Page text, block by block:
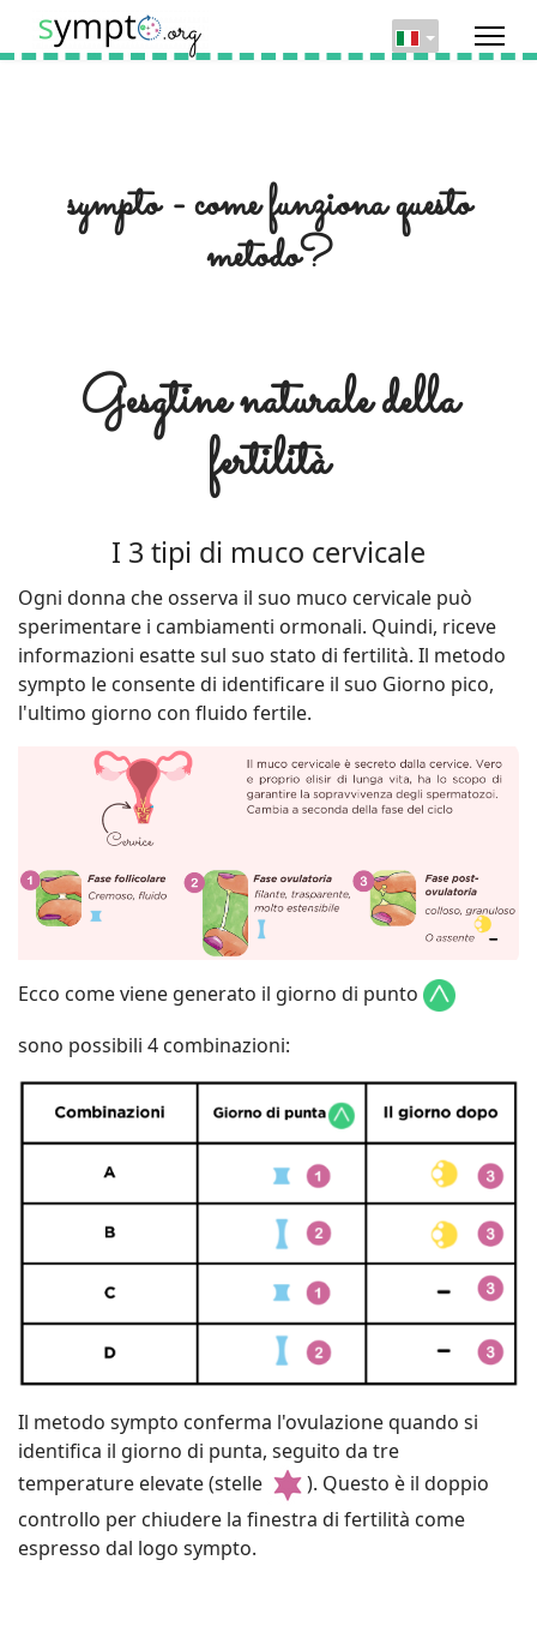
sympto - come funziona questo
metodo?
Gesgtine naturale della
fertilità
I 3 tipi di muco cervicale
Ogni donna che osserva il suo muco cervicale può
sperimentare i cambiamenti ormonali. Quindi, riceve
informazioni esatte sul suo stato di fertilità. Il metodo
sympto le consente di identificare il suo Giorno pico,
l'ultimo giorno con fluido fertile.
Ecco come viene generato il giorno di punto
sono possibili 4 combinazioni:
Il metodo sympto conferma l'ovulazione quando si
identifica il giorno di punta, seguito da tre
temperature elevate (stelle
). Questo è il doppio
controllo per chiudere la finestra di fertilità come
espresso dal logo sympto.